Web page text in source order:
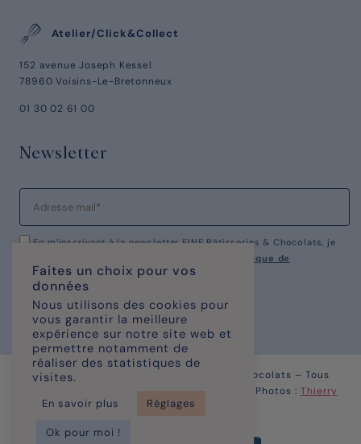
Atelier/Click&Collect
152 avenue Joseph Kessel
78960 Voisins-Le-Bretonneux
01 30 02 61 00
Newsletter
En m’inscrivant à la newsletter FINE Pâtisseries & Chocolats, je
politique de
confidentialité.
© Copyright 2023 – FINE Pâtisseries & chocolats – Tous
Droits Réservés | Site réalisé parKOMAXIS | Photos : Thierry
Caron
Faites un choix pour vos
données
Nous utilisons des cookies pour
vous garantir la meilleure
expérience sur notre site web et
permettre notamment de
réaliser des statistiques de
visites.
En savoir plus Réglages
Ok pour moi !